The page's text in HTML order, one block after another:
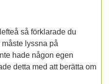
så förklarade du
lyssna på
hade någon egen
detta med att berätta om